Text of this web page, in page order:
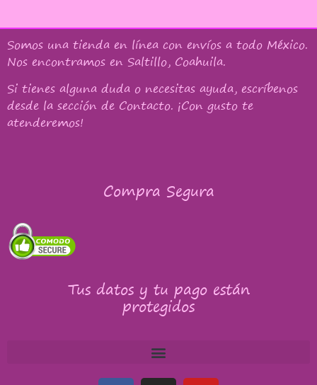
Somos una tienda en línea con envíos a todo México.
Nos encontramos en Saltillo, Coahuila.
Si tienes alguna duda o necesitas ayuda, escríbenos
desde la sección de Contacto. ¡Con gusto te
atenderemos!
Compra Segura
Tus datos y tu pago están
protegidos